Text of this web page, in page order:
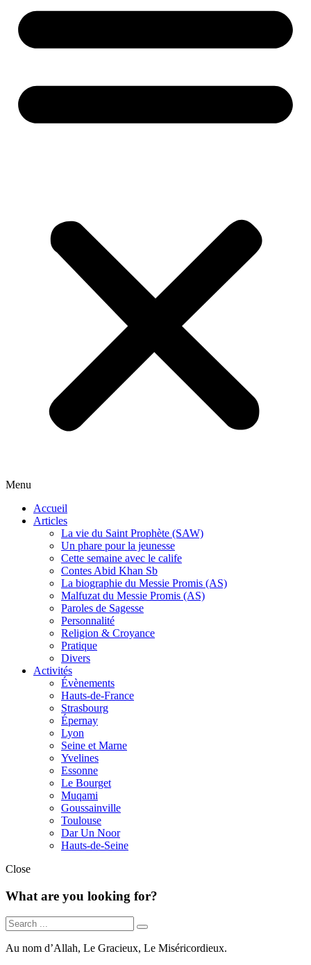
Menu
Accueil
Articles
La vie du Saint Prophète (SAW)
Un phare pour la jeunesse
Cette semaine avec le calife
Contes Abid Khan Sb
La biographie du Messie Promis (AS)
Malfuzat du Messie Promis (AS)
Paroles de Sagesse
Personnalité
Religion & Croyance
Pratique
Divers
Activités
Évènements
Hauts-de-France
Strasbourg
Épernay
Lyon
Seine et Marne
Yvelines
Essonne
Le Bourget
Muqami
Goussainville
Toulouse
Dar Un Noor
Hauts-de-Seine
Close
What are you looking for?
Au nom d’Allah, Le Gracieux, Le Miséricordieux.